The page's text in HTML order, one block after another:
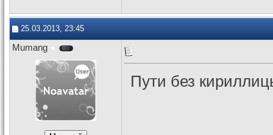
25.03.2013, 23:45
Mumang
Пути без